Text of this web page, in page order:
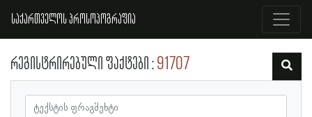
საქართველოს პროსოპოგრაფია
რეგისტრირებული ფაქტები 91707